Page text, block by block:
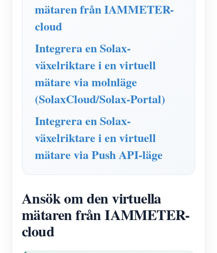
IAMMETER Simulator
Virtuell mätare
Ansökningar
Solar PV System Energiövervakning
Elförbrukningsmonitor
PV-värmare styrsystem
Hemautomation
Fabrikens energiövervakning
Lagra
Resurser
Snabbstart för produkten
Dokumentera
Handledningsvideo
FAQ
Nyheter
Bloggar
gemenskap
Framkallare
Utforska
mätaren från IAMMETER-
cloud
Integrera en Solax-
växelriktare i en virtuell
mätare via molnläge
(SolaxCloud/Solax-Portal)
Integrera en Solax-
växelriktare i en virtuell
mätare via Push API-läge
Ansök om den virtuella
mätaren från IAMMETER-
cloud